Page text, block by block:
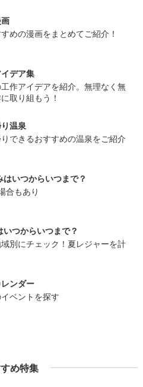
めの漫画をまとめてご紹介！
デア集
作アイデアを紹介。無理なく無
取り組もう！
温泉
できるおすすめの温泉をご紹介
いつからいつまで？
合もあり
つからいつまで？
別にチェック！夏レジャーを計
ンダー
ベントを探す
め特集